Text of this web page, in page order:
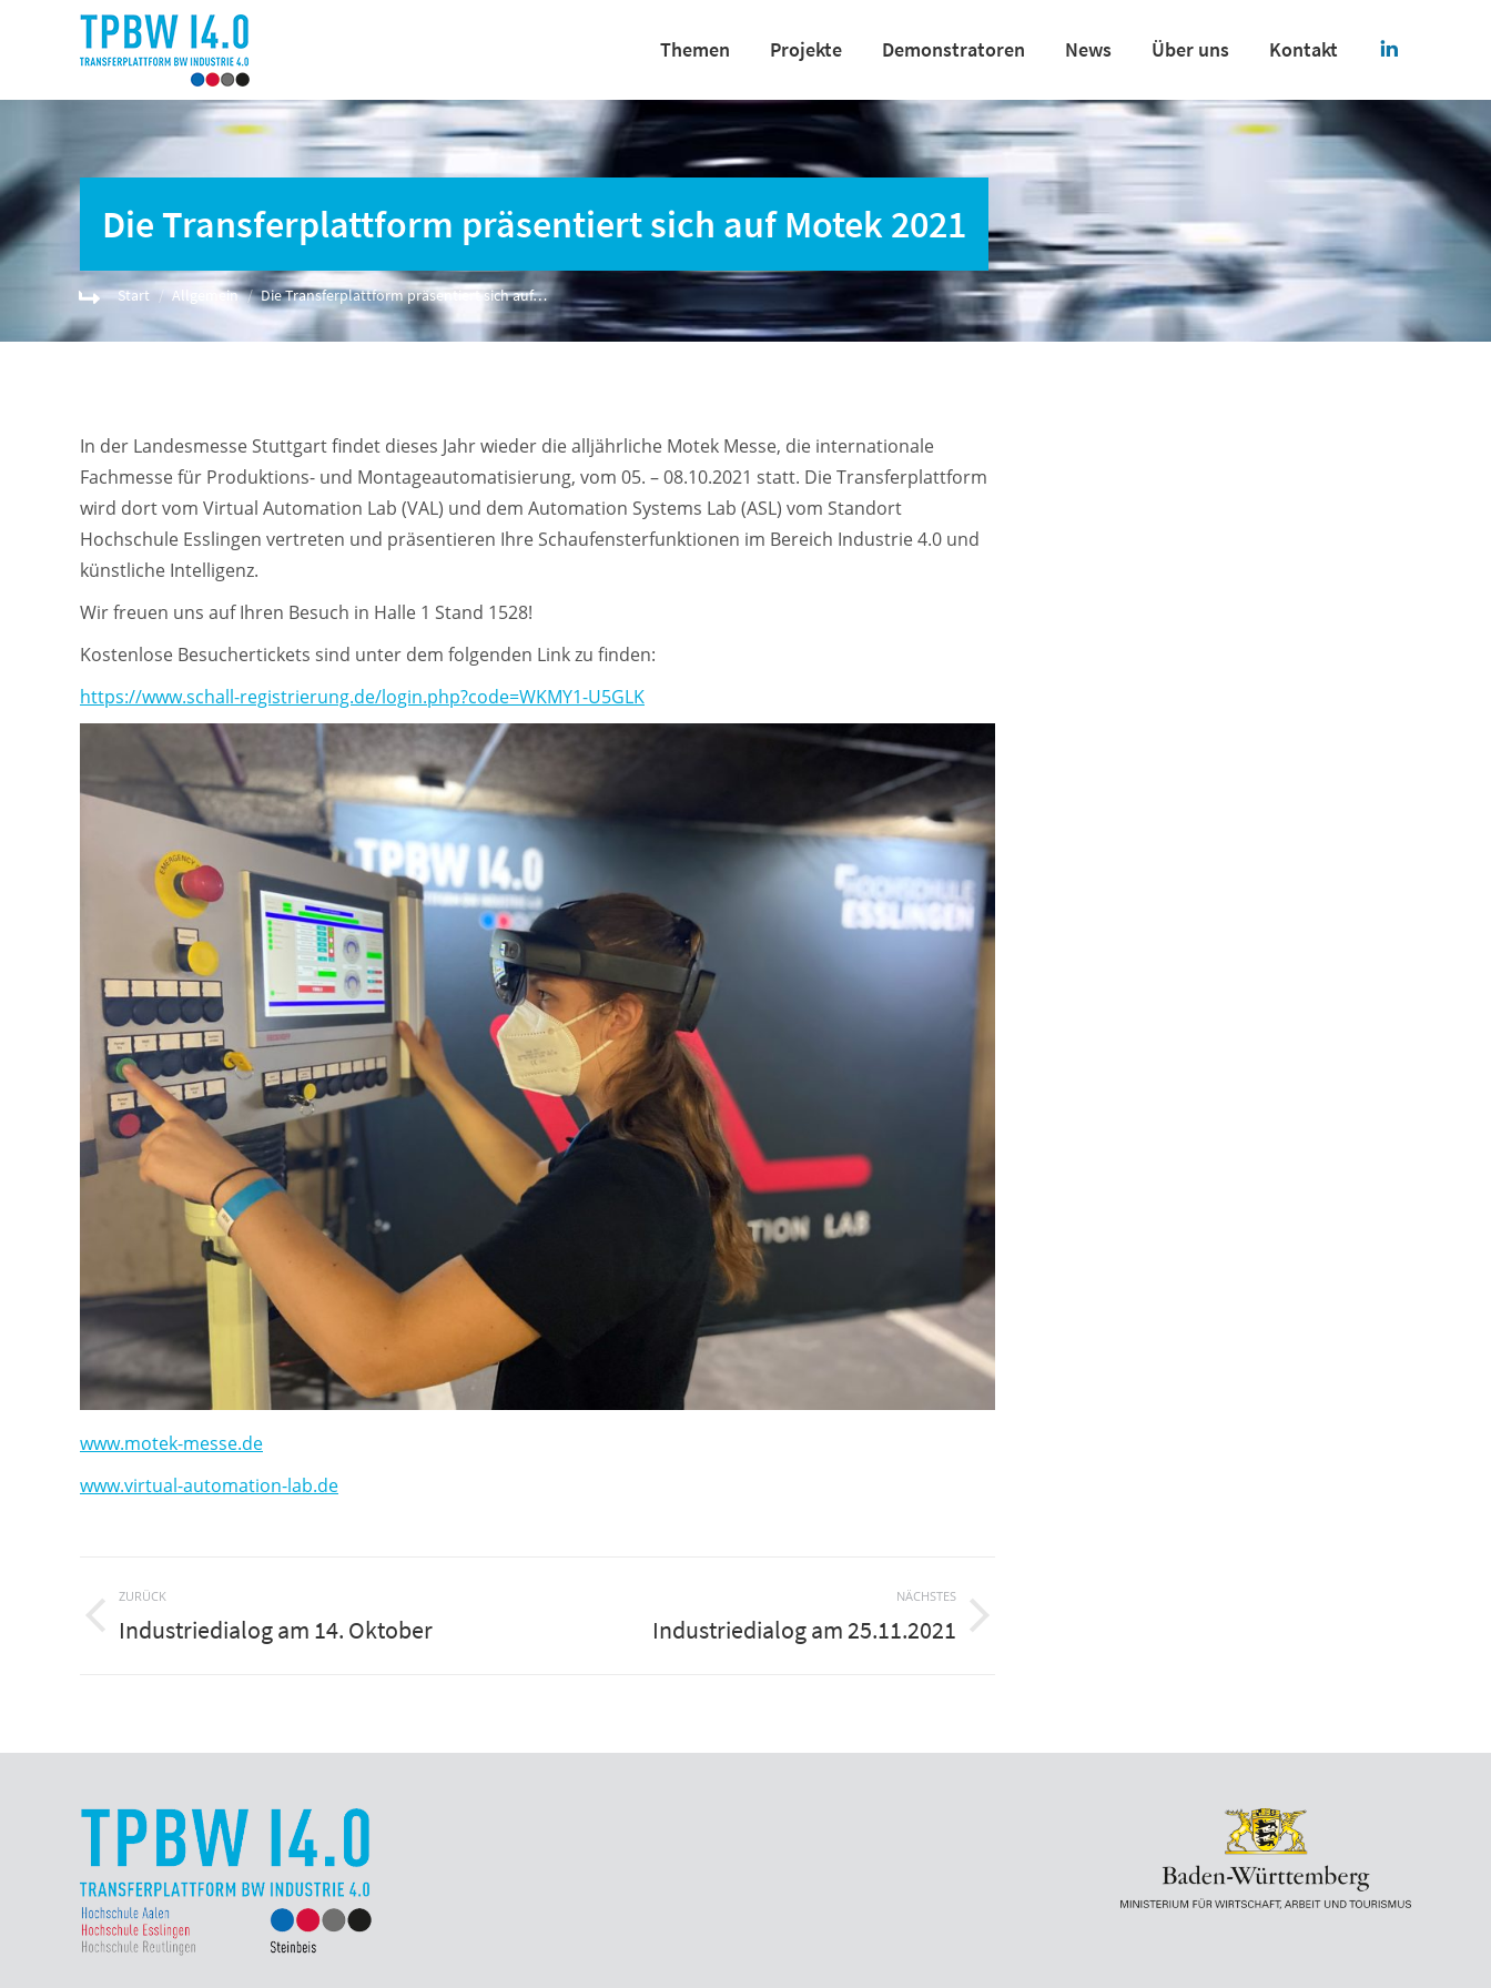
Themen Projekte Demonstratoren News Über uns Kontakt
Die Transferplattform präsentiert sich auf Motek 2021
Sie befinden sich hier:
Start Allgemein Die Transferplattform präsentiert sich auf…
In der Landesmesse Stuttgart findet dieses Jahr wieder die alljährliche Motek Messe, die internationale
Fachmesse für Produktions- und Montageautomatisierung, vom 05. – 08.10.2021 statt. Die Transferplattform
wird dort vom Virtual Automation Lab (VAL) und dem Automation Systems Lab (ASL) vom Standort
Hochschule Esslingen vertreten und präsentieren Ihre Schaufensterfunktionen im Bereich Industrie 4.0 und
künstliche Intelligenz.
Wir freuen uns auf Ihren Besuch in Halle 1 Stand 1528!
Kostenlose Besuchertickets sind unter dem folgenden Link zu finden:
https://www.schall-registrierung.de/login.php?code=WKMY1-U5GLK
www.motek-messe.de
www.virtual-automation-lab.de
ZURÜCK
Vorheriger
Industriedialog am 14. Oktober
NÄCHSTES
Industriedialog am 25.11.2021